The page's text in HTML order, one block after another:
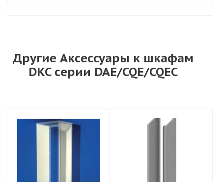
Другие Аксессуары к шкафам
DKC серии DAE/CQE/CQEC